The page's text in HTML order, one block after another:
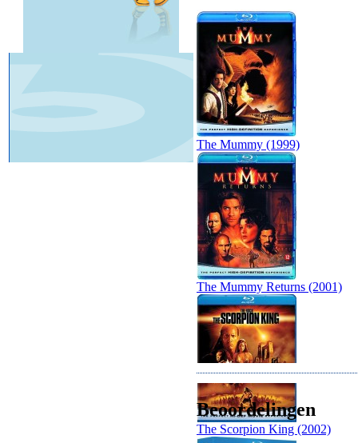
The Mummy (1999)
The Mummy Returns (2001)
The Scorpion King (2002)
Beoordelingen